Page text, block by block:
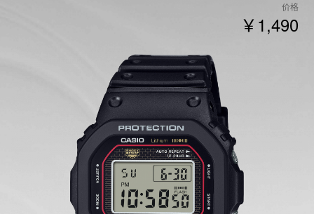
价格
￥1,490